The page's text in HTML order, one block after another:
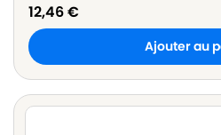
12,46€
Ajouter au